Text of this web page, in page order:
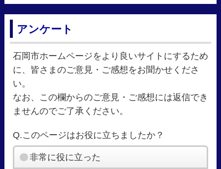
アンケート
石岡市ホームページをより良いサイトにするため
に、皆さまのご意見・ご感想をお聞かせくださ
い。
なお、この欄からのご意見・ご感想には返信でき
ませんのでご了承ください。
Q.このページはお役に立ちましたか？
非常に役に立った